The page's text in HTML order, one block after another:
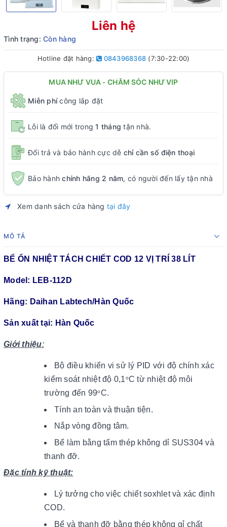
Liên hệ
Tình trạng: Còn hàng
Hotline đặt hàng: 0843968368 (7:30-22:00)
MUA NHƯ VUA - CHĂM SÓC NHƯ VIP
Miễn phícông lắp đặt
Lỗi là đổi mới trong1 tháng tận nhà.
Đổi trả và bảo hành cực dễ chỉ cần số điện thoại
Bảo hànhchính hãng 2 năm, có người đến lấy tận nhà
Xem danh sách cửa hàng tại đây
MÔ TẢ
BỂ ỔN NHIỆT TÁCH CHIẾT COD 12 VỊ TRÍ 38 LÍT
Model: LEB-112D
Hãng: Daihan Labtech/Hàn Quốc
Sản xuất tại: Hàn Quốc
Giới thiệu:
Bộ điều khiển vi sử lý PID với độ chính xác
kiểm soát nhiệt độ 0,1oC từ nhiệt độ môi
trường đến 99oC.
Tính an toàn và thuận tiện.
Nắp vòng đồng tâm.
Bể làm bằng tấm thép không dỉ SUS304 và
thanh đỡ.
Đặc tính kỹ thuật:
Lý tưởng cho việc chiết soxhlet và xác định
COD.
Bể và thanh đỡ bằng thép không gỉ chất